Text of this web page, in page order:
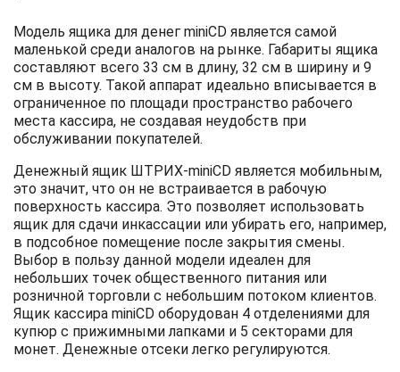
Модель ящика для денег miniCD является самой
маленькой среди аналогов на рынке. Габариты ящика
составляют всего 33 см в длину, 32 см в ширину и 9
см в высоту. Такой аппарат идеально вписывается в
ограниченное по площади пространство рабочего
места кассира, не создавая неудобств при
обслуживании покупателей.
Денежный ящик ШТРИХ-miniCD является мобильным,
это значит, что он не встраивается в рабочую
поверхность кассира. Это позволяет использовать
ящик для сдачи инкассации или убирать его, например,
в подсобное помещение после закрытия смены.
Выбор в пользу данной модели идеален для
небольших точек общественного питания или
розничной торговли с небольшим потоком клиентов.
Ящик кассира miniCD оборудован 4 отделениями для
купюр с прижимными лапками и 5 секторами для
монет. Денежные отсеки легко регулируются.